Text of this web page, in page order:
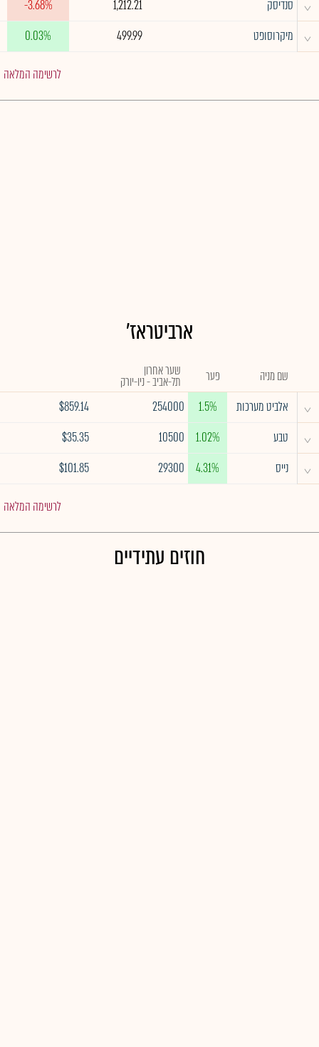
^ סנדיסק 1,212.21
-3.68%
^ מיקרוסופט 499.99
0.03%
לרשימה המלאה
ארביטראז'
שם מניה פער שער אחרון
תל-אביב - ניו-יורק
^ אלביט מערכות 1.5%
254000
$859.14
^ טבע 1.02%
10500
$35.35
^ נייס 4.31%
29300
$101.85
לרשימה המלאה
חוזים עתידיים